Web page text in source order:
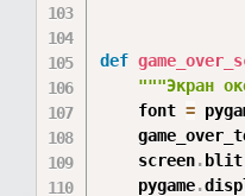
def
"""Экран
    font
=
    screen
. blit
    pygame
.